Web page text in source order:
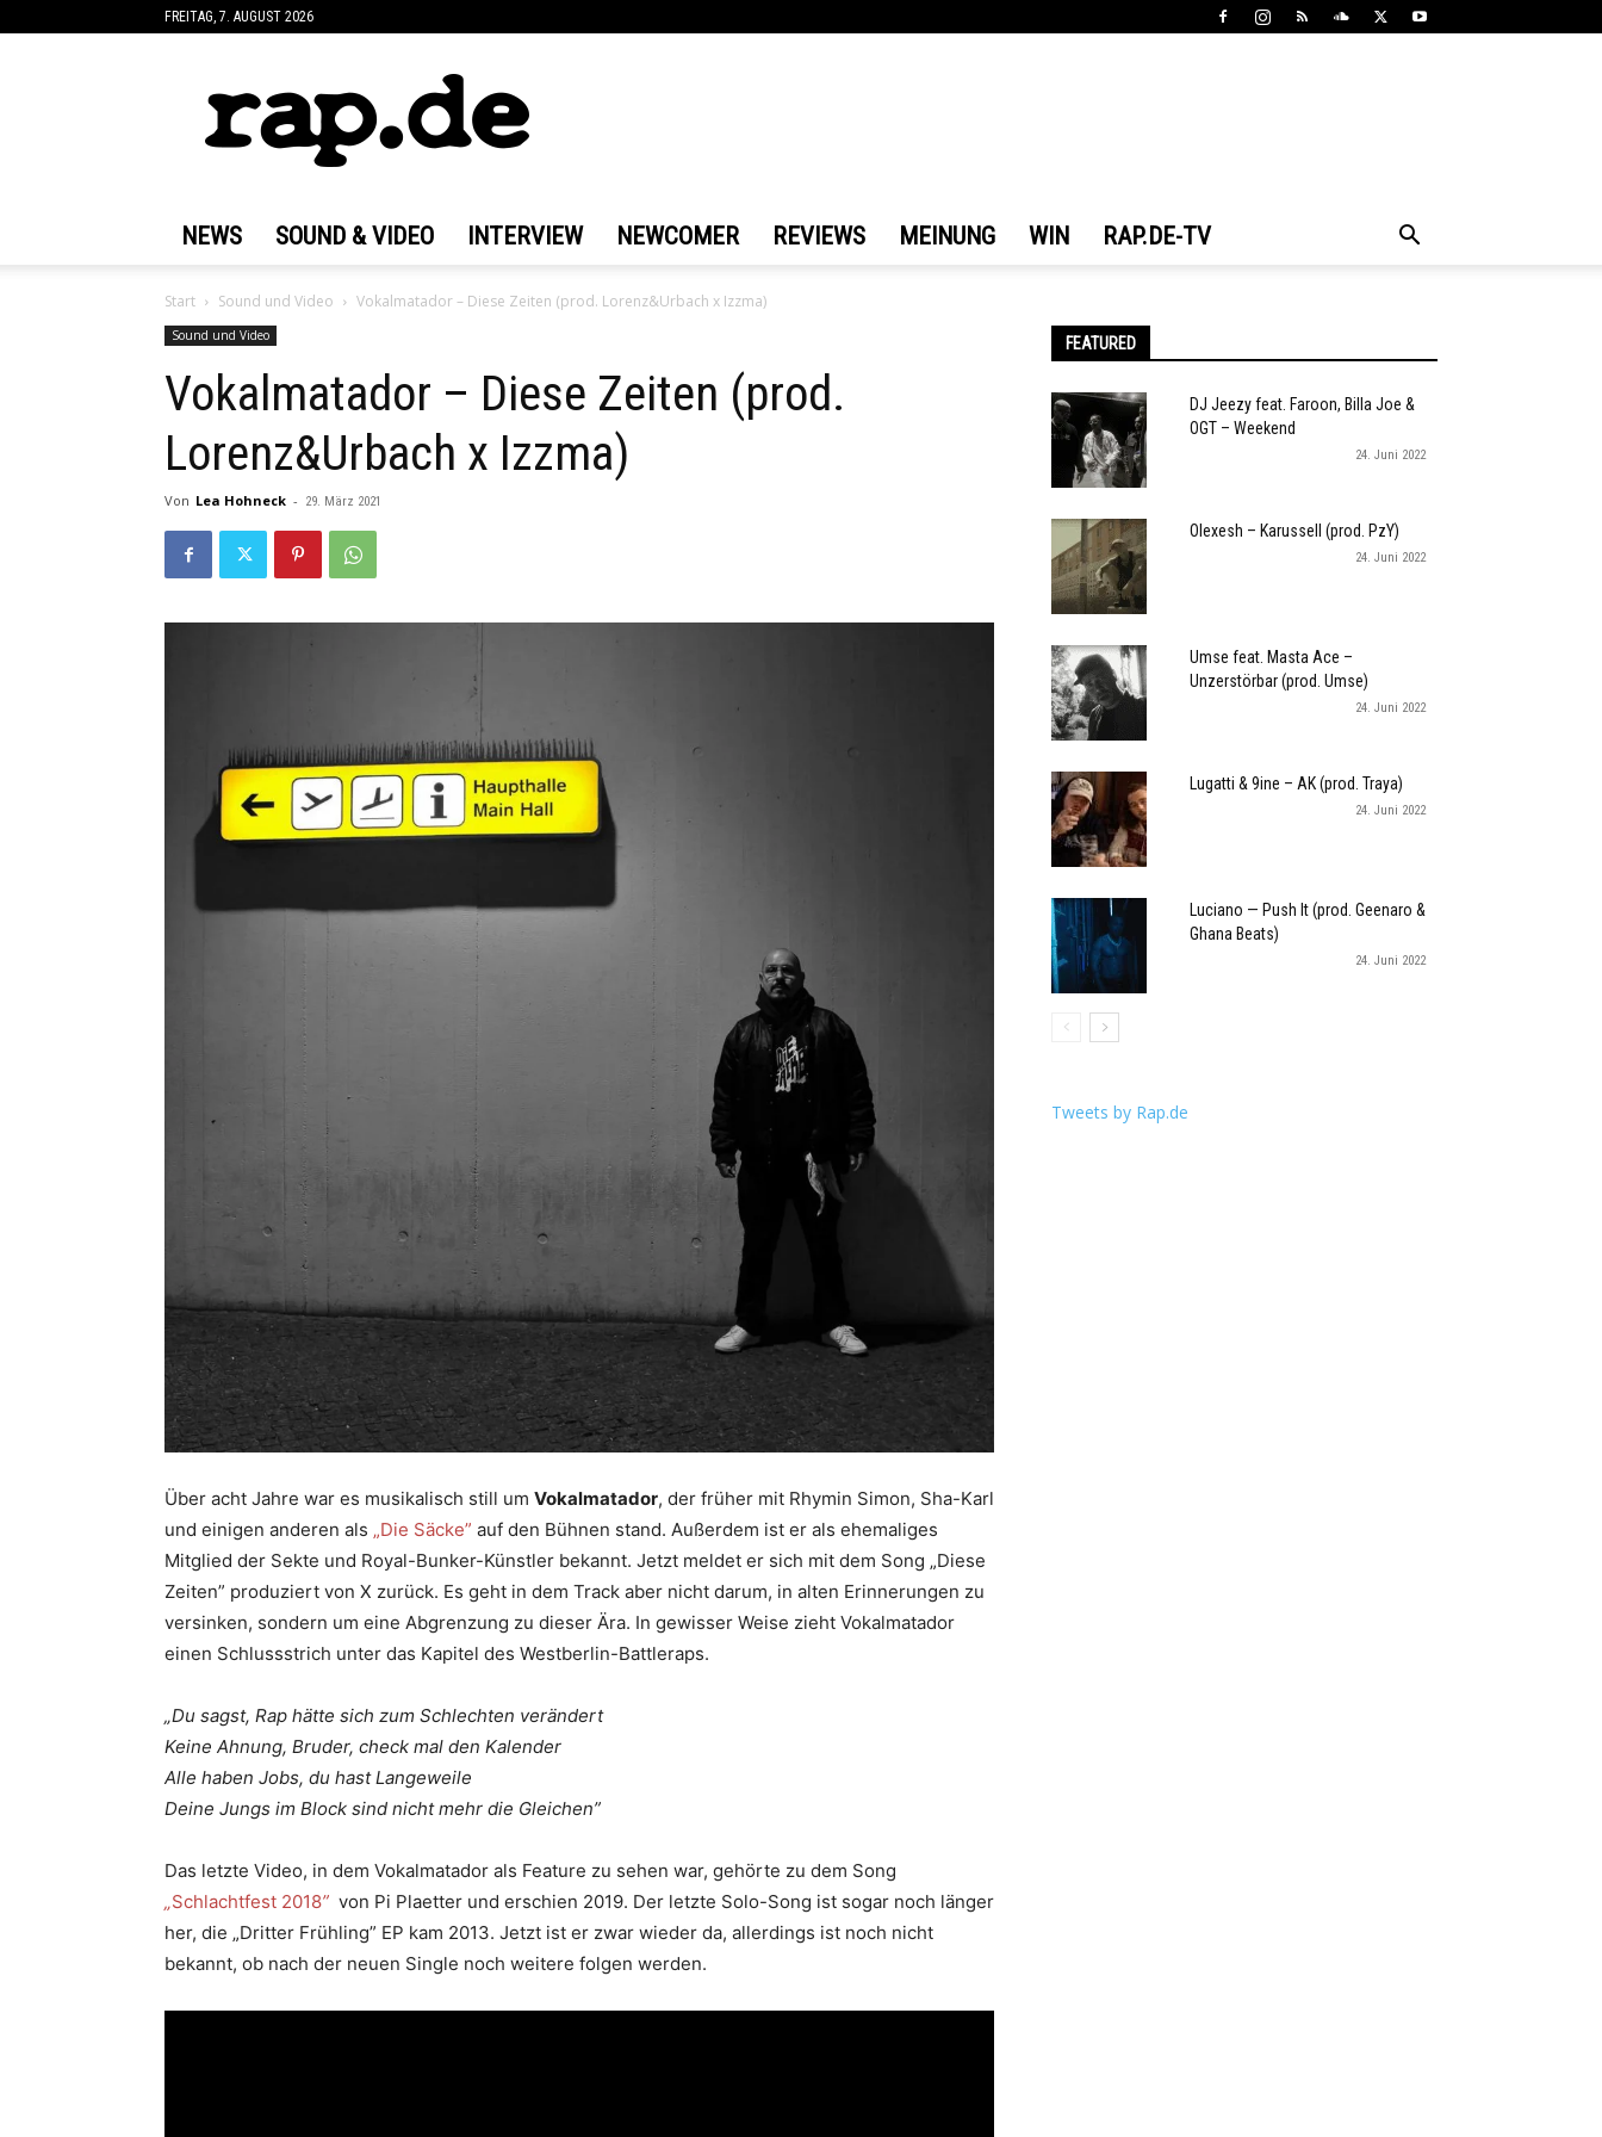
FREITAG, 7. AUGUST 2026
NEWS SOUND & VIDEO INTERVIEW NEWCOMER REVIEWS MEINUNG WIN RAP.DE-TV
Start Sound und Video Vokalmatador – Diese Zeiten (prod. Lorenz&Urbach x Izzma)
Sound und Video
Vokalmatador – Diese Zeiten (prod.
Lorenz&Urbach x Izzma)
Von Lea Hohneck - 29. März 2021
Über acht Jahre war es musikalisch still um Vokalmatador, der früher mit Rhymin Simon, Sha-Karl
und einigen anderen als „Die Säcke” auf den Bühnen stand. Außerdem ist er als ehemaliges
Mitglied der Sekte und Royal-Bunker-Künstler bekannt. Jetzt meldet er sich mit dem Song „Diese
Zeiten” produziert von X zurück. Es geht in dem Track aber nicht darum, in alten Erinnerungen zu
versinken, sondern um eine Abgrenzung zu dieser Ära. In gewisser Weise zieht Vokalmatador
einen Schlussstrich unter das Kapitel des Westberlin-Battleraps.
„Du sagst, Rap hätte sich zum Schlechten verändert
Keine Ahnung, Bruder, check mal den Kalender
Alle haben Jobs, du hast Langeweile
Deine Jungs im Block sind nicht mehr die Gleichen”
Das letzte Video, in dem Vokalmatador als Feature zu sehen war, gehörte zu dem Song
„Schlachtfest 2018” von Pi Plaetter und erschien 2019. Der letzte Solo-Song ist sogar noch länger
her, die „Dritter Frühling” EP kam 2013. Jetzt ist er zwar wieder da, allerdings ist noch nicht
bekannt, ob nach der neuen Single noch weitere folgen werden.
FEATURED
DJ Jeezy feat. Faroon, Billa Joe &
OGT – Weekend
24. Juni 2022
Olexesh – Karussell (prod. PzY)
24. Juni 2022
Umse feat. Masta Ace –
Unzerstörbar (prod. Umse)
24. Juni 2022
Lugatti & 9ine – AK (prod. Traya)
24. Juni 2022
Luciano — Push It (prod. Geenaro &
Ghana Beats)
24. Juni 2022
Tweets by Rap.de